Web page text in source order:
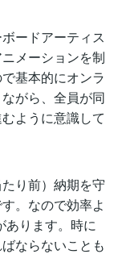
ードアーティス
メーションを制
基本的にオンラ
がら、全員が同
ように意識して
り前）納期を守
。なので効率よ
あります。時に
ならないことも